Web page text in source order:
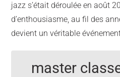
jazz s’était déroulée en août
d’enthousiasme, au fil des
devient un véritable
master